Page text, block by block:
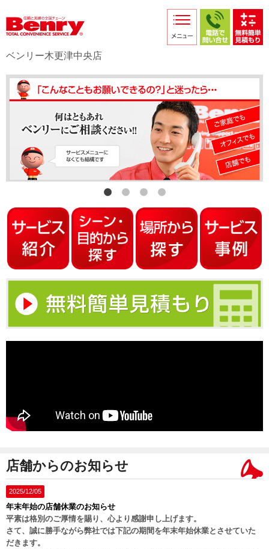
採用情報
店舗からのお知らせ
店舗日記
スタッフ紹介
プライバシーポリシー
本部スマホサイト
ベンリー木更津中央店
店舗からのお知らせ
2025/12/05
年末年始の店舗休業のお知らせ
平素は格別のご厚情を賜り、心より感謝申し上げます。
さて、誠に勝手ながら弊社では下記の期間を年末年始休業とさせていた
だきます。